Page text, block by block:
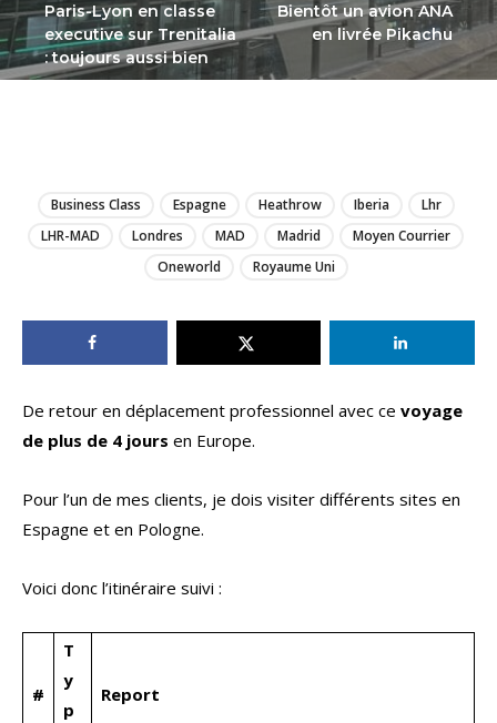
Paris-Lyon en classe
executive sur Trenitalia
: toujours aussi bien
Bientôt un avion ANA
en livrée Pikachu
Business Class Espagne Heathrow Iberia
Lhr
LHR-MAD
Londres MAD Madrid
Moyen Courrier
Oneworld
Royaume Uni
De retour en déplacement professionnel avec ce voyage
de plus de 4 jours en Europe.
Pour l’un de mes clients, je dois visiter différents sites en
Espagne et en Pologne.
Voici donc l’itinéraire suivi :
#
T
y
p
Report